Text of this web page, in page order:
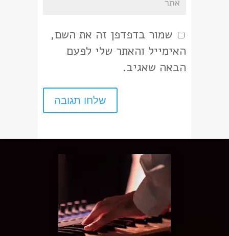
שמור בדפדפן זה את השם,
האימייל והאתר שלי לפעם
הבאה שאגיב.